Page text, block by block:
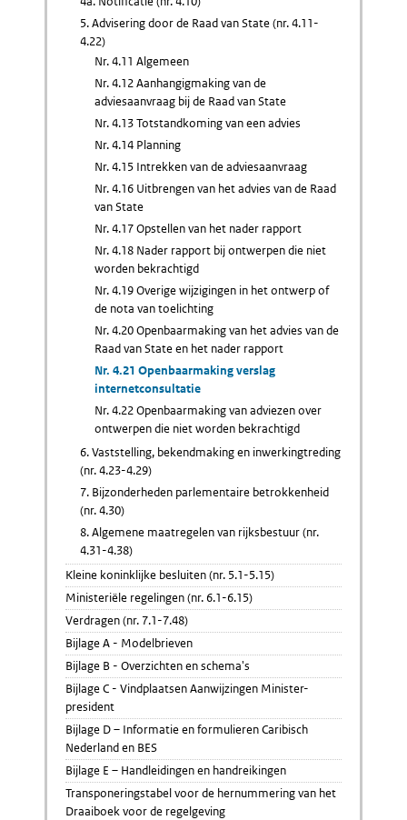
5. Advisering door de Raad van State (nr. 4.11-
4.22)
Nr. 4.11 Algemeen
Nr. 4.12 Aanhangigmaking van de
adviesaanvraag bij de Raad van State
Nr. 4.13 Totstandkoming van een advies
Nr. 4.14 Planning
Nr. 4.15 Intrekken van de adviesaanvraag
Nr. 4.16 Uitbrengen van het advies van de Raad
van State
Nr. 4.17 Opstellen van het nader rapport
Nr. 4.18 Nader rapport bij ontwerpen die niet
worden bekrachtigd
Nr. 4.19 Overige wijzigingen in het ontwerp of
de nota van toelichting
Nr. 4.20 Openbaarmaking van het advies van de
Raad van State en het nader rapport
Nr. 4.21 Openbaarmaking verslag
internetconsultatie
Nr. 4.22 Openbaarmaking van adviezen over
ontwerpen die niet worden bekrachtigd
6. Vaststelling, bekendmaking en inwerkingtreding
(nr. 4.23-4.29)
7. Bijzonderheden parlementaire betrokkenheid
(nr. 4.30)
8. Algemene maatregelen van rijksbestuur (nr.
4.31-4.38)
Kleine koninklijke besluiten (nr. 5.1-5.15)
Ministeriële regelingen (nr. 6.1-6.15)
Verdragen (nr. 7.1-7.48)
Bijlage A - Modelbrieven
Bijlage B - Overzichten en schema's
Bijlage C - Vindplaatsen Aanwijzingen Minister-
president
Bijlage D – Informatie en formulieren Caribisch
Nederland en BES
Bijlage E – Handleidingen en handreikingen
Transponeringstabel voor de hernummering van het
Draaiboek voor de regelgeving